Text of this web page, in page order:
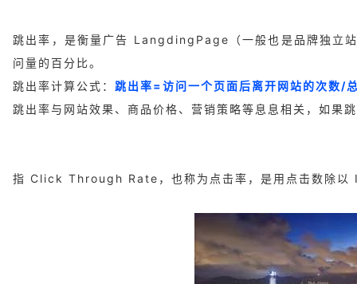
跳出率，是衡量广告 LangdingPage（一般也是品牌独立
问量的百分比。
跳出率计算公式： 跳出率=访问一个页面后离开网站的次数/
跳出率与网站效果、商品价格、营销策略等息息相关，如果
指 Click Through Rate，也称为点击率，是用点击数除以